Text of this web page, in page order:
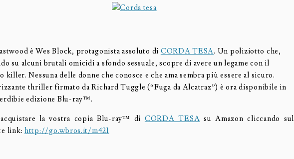
è Wes Block, protagonista assoluto di CORDA TESA. Un poliziotto che,
su alcuni brutali omicidi a sfondo sessuale, scopre di avere un legame con il
killer. Nessuna delle donne che conosce e che ama sembra più essere al sicuro.
thriller firmato da Richard Tuggle (“Fuga da Alcatraz”) è ora disponibile in
edizione Blu-ray™.
la vostra copia Blu-ray™ di CORDA TESA su Amazon cliccando sul
link: http://go.wbros.it/m421